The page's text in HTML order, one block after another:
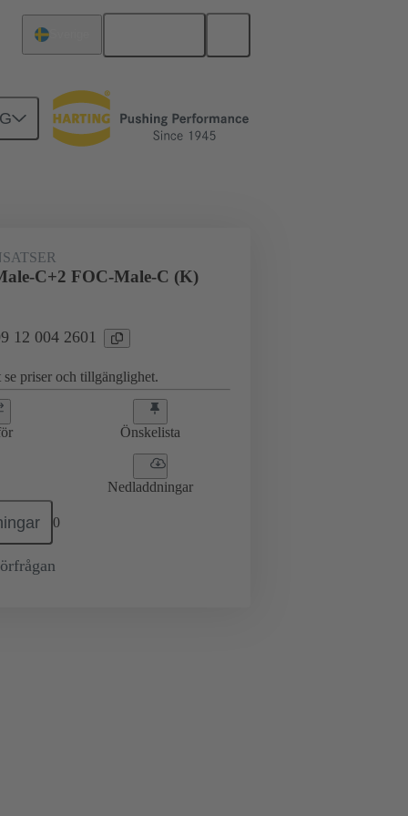
för industritillämpningar Hybrid
C+2 FOC-Male-C (K)
12 004 2601
priser och tillgänglighet.
Önskelista
Nedladdningar
0